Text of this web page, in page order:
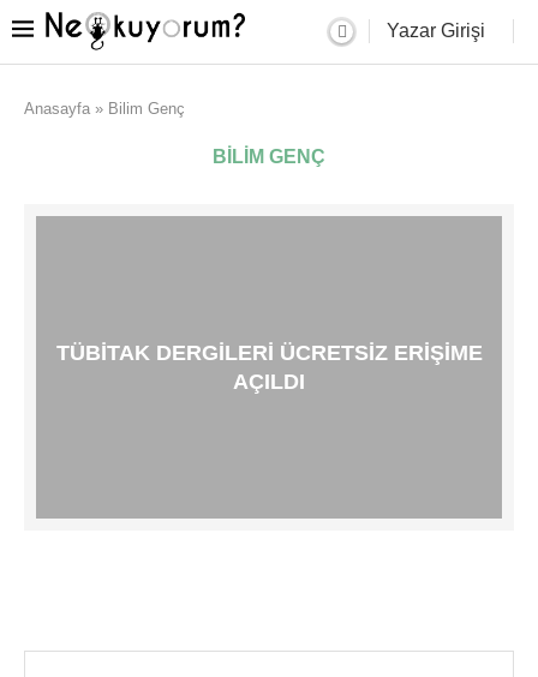
Yazar Girişi
Anasayfa » Bilim Genç
BILIM GENÇ
TÜBİTAK DERGILERI ÜCRETSIZ ERIŞIME
AÇILDI